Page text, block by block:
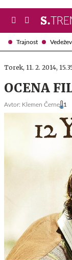
Trajnost
Torek, 11. 2. 2014,
OCENA
Avtor: Klemen Černe 1